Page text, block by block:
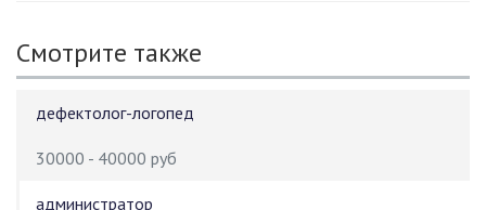
Смотрите также
дефектолог-логопед
30000 - 40000 руб
администратор